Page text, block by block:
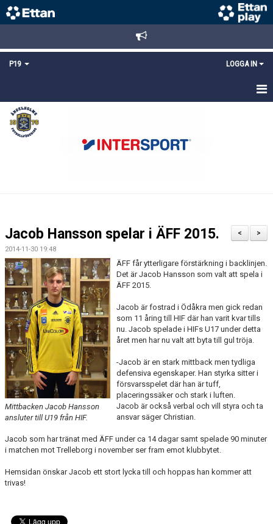
P19 LOGGA IN
HEM
NYHETER
KONTAKT
FYS
TEORI
>
<
Jacob Hansson spelar i ÄFF 2015.
2014-11-30 19:48
Mittbacken Jacob Hansson
ansluter till U19 från HIF.
ÄFF får ytterligare förstärkning i backlinjen.
Det är Jacob Hansson som valt att spela i
ÄFF 2015.
Jacob är fostrad i Ödåkra men gick redan
som 11 åring till HIF där han varit kvar tills
nu. Jacob spelade i HIFs U17 under detta
året men har nu valt att byta till gul tröja.
-Jacob är en stark mittback men tydliga
defensiva egenskaper. Han styrka sitter i
försvarsspelet där han är tuff,
placeringssäker och stark i luften.
Jacob är också verbal och vill styra och ta
ansvar säger Christian.
Jacob som har tränat med ÄFF under ca 14 dagar samt spelade 90 minuter
i matchen mot Trelleborg i november ser fram emot klubbytet.
Hemsidan önskar Jacob ett stort lycka till och hoppas han kommer att
trivas!